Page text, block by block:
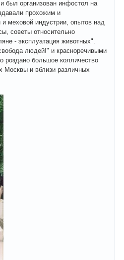
был организован инфостол на
прохожим и
меховой индустрии, опытов над
советы относительно
- эксплуатация животных".
людей!" и красноречивыми
роздано большое колличество
Москвы и вблизи различных